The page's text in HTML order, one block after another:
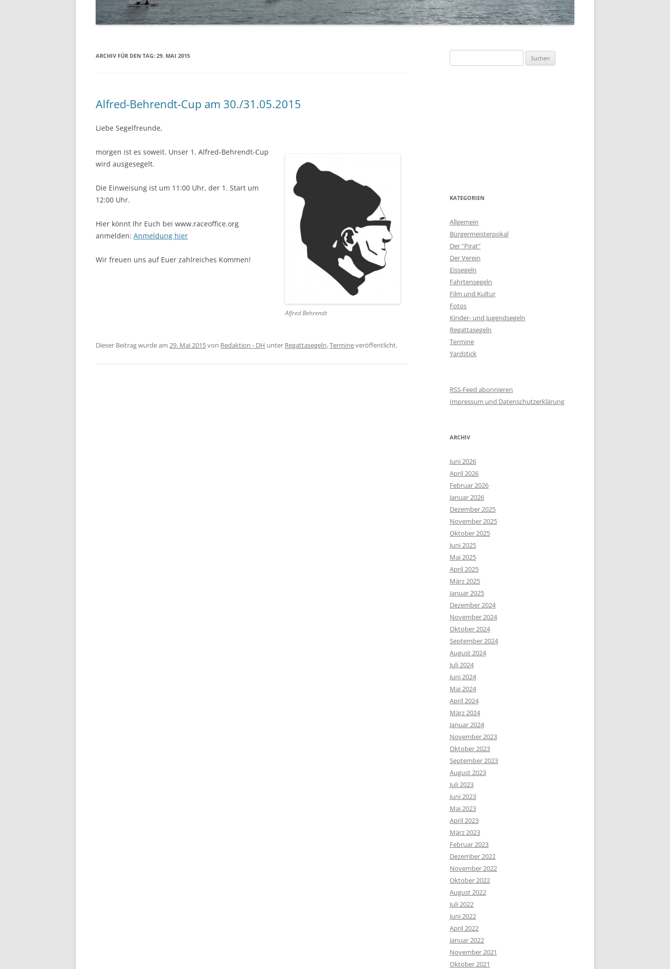
BÜRGERMEISTERPOKAL 2019
BÜRGERMEISTERPOKAL 2014 – 1.
SOMMERFLOTTILLE 2023 –
„DÄNEMARK-INSEL BORNHOLM“
SOMMERFLOTTILLE 2016 –
07.06.2014 PFINGSTREGATTA
ARCHIV FÜR DEN TAG: 29. MAI 2015
Alfred-Behrendt-Cup am 30./31.05.2015
Liebe Segelfreunde,
Alfred Behrendt
morgen ist es soweit. Unser 1. Alfred-Behrendt-Cup
wird ausgesegelt.
Die Einweisung ist um 11:00 Uhr, der 1. Start um
12:00 Uhr.
Hier könnt Ihr Euch bei www.raceoffice.org
anmelden: Anmeldung hier
Wir freuen uns auf Euer zahlreiches Kommen!
Dieser Beitrag wurde am 29. Mai 2015von Redaktion - DH unter Regattasegeln,Termineveröffentlicht.
nach:
KATEGORIEN
Allgemein
Bürgermeisterpokal
Der "Pirat"
Der Verein
Eissegeln
Fahrtensegeln
Film und Kultur
Fotos
Kinder- und Jugendsegeln
Regattasegeln
Termine
Yardstick
RSS-Feed abonnieren
Impressum und Datenschutzerklärung
ARCHIV
Juni 2026
April 2026
Februar 2026
Januar 2026
Dezember 2025
November 2025
Oktober 2025
Juni 2025
Mai 2025
April 2025
März 2025
Januar 2025
Dezember 2024
November 2024
Oktober 2024
September 2024
August 2024
Juli 2024
Juni 2024
Mai 2024
April 2024
März 2024
Januar 2024
November 2023
Oktober 2023
September 2023
August 2023
Juli 2023
Juni 2023
Mai 2023
April 2023
März 2023
Februar 2023
Dezember 2022
November 2022
Oktober 2022
August 2022
Juli 2022
Juni 2022
April 2022
Januar 2022
November 2021
Oktober 2021